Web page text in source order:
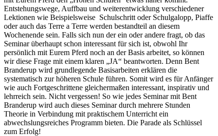
Entstehungswege, Auffbau und weiterentwicklung verschiedener
Lektionen wie Beispielsweise Schulschritt oder Schulgalopp, Piaffe
oder auch das Terre a Terre werden bestandteil an diesem
Wochenende sein. Falls sich nun der ein oder andere fragt, ob das
Seminar überhaupt schon interessant für sich ist, obwohl Ihr
persönlich mit Eurem Pferd noch an der Basis arbeitet, so können
wir diese Frage mit einem klaren „JA“ beantworten. Denn Bent
Branderup wird grundlegende Basisarbeiten erklären die
systematisch zur höheren Schule führen. Somit wird es für Anfänger
wie auch Fortgeschrittene gleichermaßen interessant, inspirativ und
lehrreich sein. Nicht vergessen! So wie jedes Seminar mit Bent
Branderup wird auch dieses Seminar durch mehrere Stunden
Theorie in Verbindung mit praktischem Unterricht ein
abwechslungsreiches Programm bieten. Die Parade als Schlüssel
zum Erfolg!